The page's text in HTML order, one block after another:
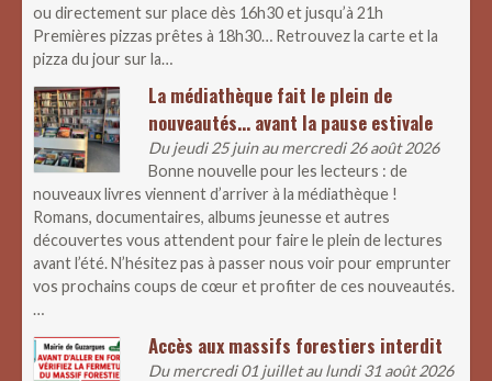
ou directement sur place dès 16h30 et jusqu’à 21h
Premières pizzas prêtes à 18h30… Retrouvez la carte et la
pizza du jour sur la…
La médiathèque fait le plein de
nouveautés… avant la pause estivale
Du jeudi 25 juin au mercredi 26 août 2026
Bonne nouvelle pour les lecteurs : de
nouveaux livres viennent d’arriver à la médiathèque !
Romans, documentaires, albums jeunesse et autres
découvertes vous attendent pour faire le plein de lectures
avant l’été. N’hésitez pas à passer nous voir pour emprunter
vos prochains coups de cœur et profiter de ces nouveautés.
…
Accès aux massifs forestiers interdit
Du mercredi 01 juillet au lundi 31 août 2026